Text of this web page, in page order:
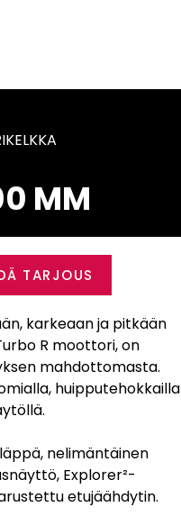
MM
TARJOUS
karkeaan ja pitkään
R moottori, on
mahdottomasta.
huipputehokkailla
nelimäntäinen
Explorer²-
etujäähdytin.